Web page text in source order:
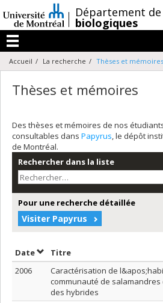
au
contenu
/Département de
biologiques
Menu
Accueil La recherche Thèses et mémoires
Thèses et mémoires
Des thèses et mémoires de nos
consultables dans Papyrus, le dépôt
de Montréal.
Rechercher dans la liste
Pour une recherche détaillée
Visiter Papyrus
DateTrier par date en ordre
Titre
2006
Caractérisation de
communauté de
des hybrides